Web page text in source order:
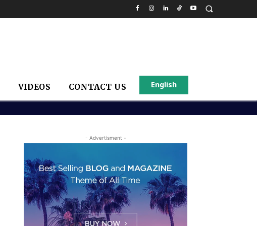
VIDEOS CONTACT US English
- Advertisment -